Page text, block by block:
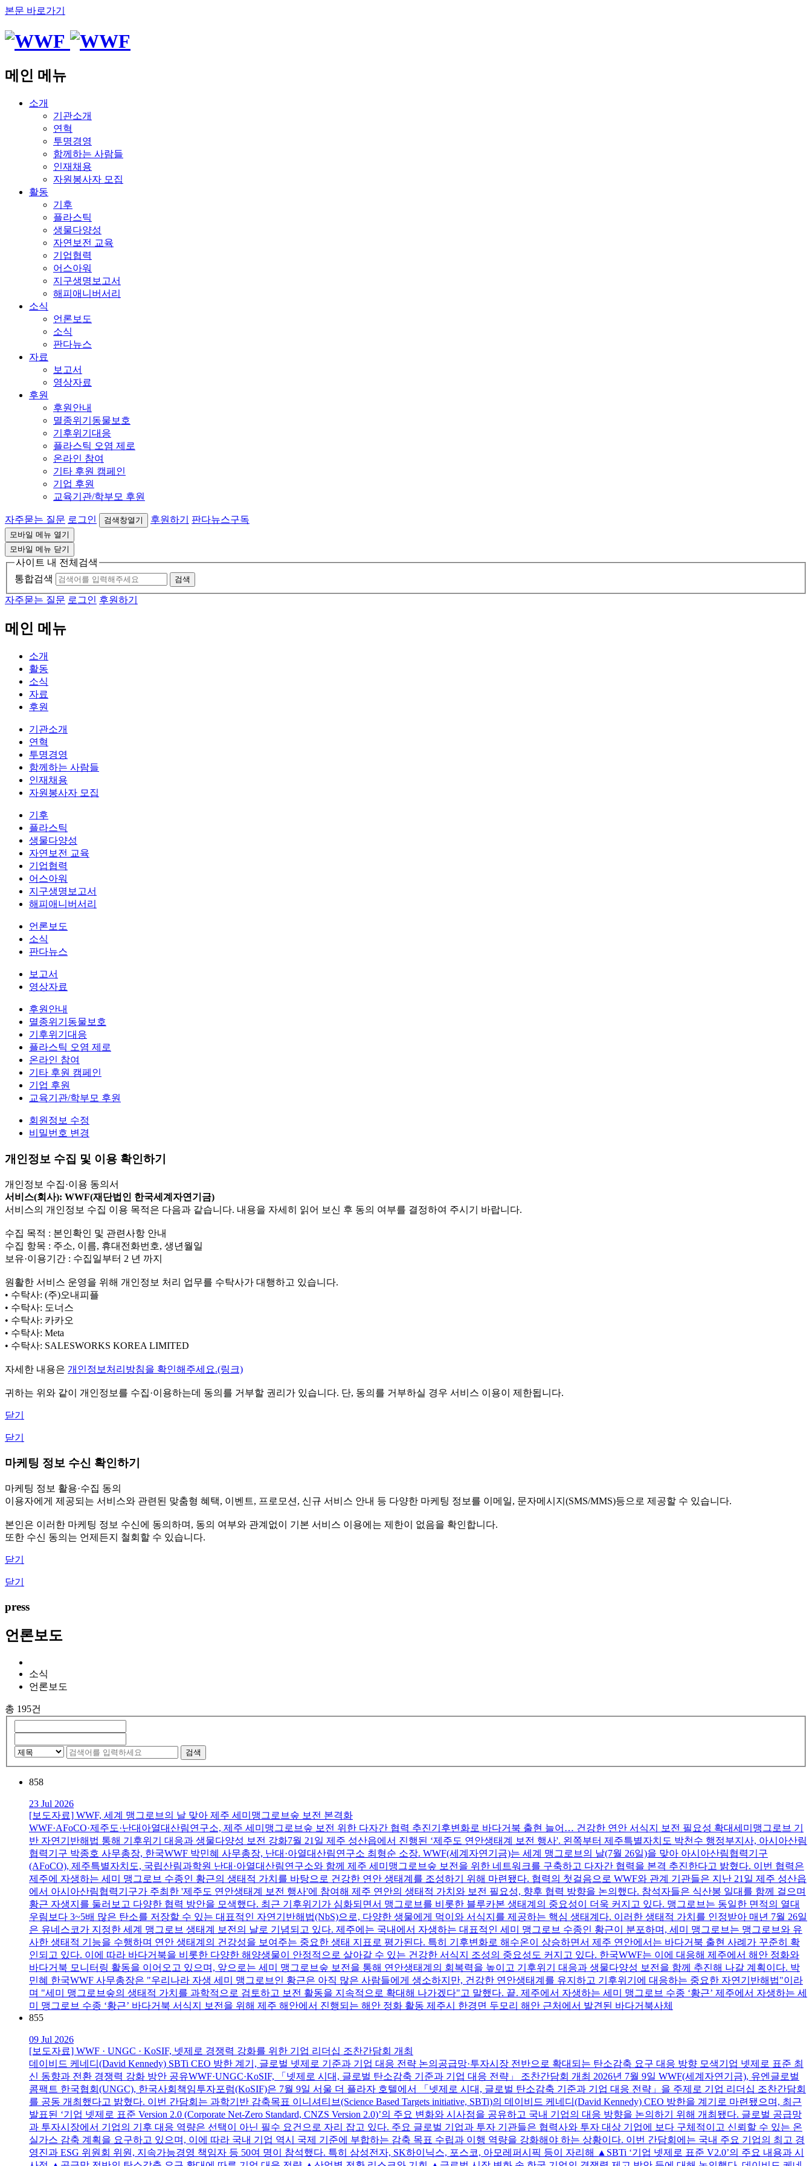
본문 바로가기
메인 메뉴
소개
기관소개
연혁
투명경영
함께하는 사람들
인재채용
자원봉사자 모집
활동
기후
플라스틱
생물다양성
자연보전 교육
기업협력
어스아워
지구생명보고서
해피애니버서리
소식
언론보도
소식
판다뉴스
자료
보고서
영상자료
후원
후원안내
멸종위기동물보호
기후위기대응
플라스틱 오염 제로
온라인 참여
기타 후원 캠페인
기업 후원
교육기관/학부모 후원
자주묻는 질문 로그인 검색창열기 후원하기 판다뉴스구독
모바일 메뉴 열기
모바일 메뉴 닫기
사이트 내 전체검색
통합검색
검색
자주묻는 질문 로그인 후원하기
메인 메뉴
소개
활동
소식
자료
후원
기관소개
연혁
투명경영
함께하는 사람들
인재채용
자원봉사자 모집
기후
플라스틱
생물다양성
자연보전 교육
기업협력
어스아워
지구생명보고서
해피애니버서리
언론보도
소식
판다뉴스
보고서
영상자료
후원안내
멸종위기동물보호
기후위기대응
플라스틱 오염 제로
온라인 참여
기타 후원 캠페인
기업 후원
교육기관/학부모 후원
회원정보 수정
비밀번호 변경
개인정보 수집 및 이용 확인하기
개인정보 수집·이용 동의서
서비스(회사): WWF(재단법인 한국세계자연기금)
서비스의 개인정보 수집 이용 목적은 다음과 같습니다. 내용을 자세히 읽어 보신 후 동의 여부를 결정하여 주시기 바랍니다.
수집 목적 : 본인확인 및 관련사항 안내
수집 항목 : 주소, 이름, 휴대전화번호, 생년월일
보유·이용기간 : 수집일부터 2 년 까지
원활한 서비스 운영을 위해 개인정보 처리 업무를 수탁사가 대행하고 있습니다.
• 수탁사: (주)오내피플
• 수탁사: 도너스
• 수탁사: 카카오
• 수탁사: Meta
• 수탁사: SALESWORKS KOREA LIMITED
자세한 내용은 개인정보처리방침을 확인해주세요.(링크)
귀하는 위와 같이 개인정보를 수집·이용하는데 동의를 거부할 권리가 있습니다. 단, 동의를 거부하실 경우 서비스 이용이 제한됩니다.
닫기
닫기
마케팅 정보 수신 확인하기
마케팅 정보 활용·수집 동의
이용자에게 제공되는 서비스와 관련된 맞춤형 혜택, 이벤트, 프로모션, 신규 서비스 안내 등 다양한 마케팅 정보를 이메일, 문자메시지(SMS/MMS)등으로 제공할 수 있습니다.
본인은 이러한 마케팅 정보 수신에 동의하며, 동의 여부와 관계없이 기본 서비스 이용에는 제한이 없음을 확인합니다.
또한 수신 동의는 언제든지 철회할 수 있습니다.
닫기
닫기
press
언론보도
소식
언론보도
총 195건
검색
858
23 Jul 2026
[보도자료] WWF, 세계 맹그로브의 날 맞아 제주 세미맹그로브숲 보전 본격화
WWF·AFoCO·제주도·난대아열대산림연구소, 제주 세미맹그로브숲 보전 위한 다자간 협력 추진기후변화로 바다거북 출현 늘어… 건강한 연안 서식지 보전 필요성 확대세미맹그로브 기
반 자연기반해법 통해 기후위기 대응과 생물다양성 보전 강화7월 21일 제주 성산읍에서 진행된 ‘제주도 연안생태계 보전 행사'. 왼쪽부터 제주특별자치도 박천수 행정부지사, 아시아산림
협력기구 박종호 사무총장, 한국WWF 박민혜 사무총장, 난대·아열대산림연구소 최형순 소장. WWF(세계자연기금)는 세계 맹그로브의 날(7월 26일)을 맞아 아시아산림협력기구
(AFoCO), 제주특별자치도, 국립산림과학원 난대·아열대산림연구소와 함께 제주 세미맹그로브숲 보전을 위한 네트워크를 구축하고 다자간 협력을 본격 추진한다고 밝혔다. 이번 협력은
제주에 자생하는 세미 맹그로브 수종인 황근의 생태적 가치를 바탕으로 건강한 연안 생태계를 조성하기 위해 마련됐다. 협력의 첫걸음으로 WWF와 관계 기관들은 지난 21일 제주 성산읍
에서 아시아산림협력기구가 주최한 '제주도 연안생태계 보전 행사'에 참여해 제주 연안의 생태적 가치와 보전 필요성, 향후 협력 방향을 논의했다. 참석자들은 식산봉 일대를 함께 걸으며
황근 자생지를 둘러보고 다양한 협력 방안을 모색했다. 최근 기후위기가 심화되면서 맹그로브를 비롯한 블루카본 생태계의 중요성이 더욱 커지고 있다. 맹그로브는 동일한 면적의 열대
우림보다 3~5배 많은 탄소를 저장할 수 있는 대표적인 자연기반해법(NbS)으로, 다양한 생물에게 먹이와 서식지를 제공하는 핵심 생태계다. 이러한 생태적 가치를 인정받아 매년 7월 26일
은 유네스코가 지정한 세계 맹그로브 생태계 보전의 날로 기념되고 있다. 제주에는 국내에서 자생하는 대표적인 세미 맹그로브 수종인 황근이 분포하며, 세미 맹그로브는 맹그로브와 유
사한 생태적 기능을 수행하며 연안 생태계의 건강성을 보여주는 중요한 생태 지표로 평가된다. 특히 기후변화로 해수온이 상승하면서 제주 연안에서는 바다거북 출현 사례가 꾸준히 확
인되고 있다. 이에 따라 바다거북을 비롯한 다양한 해양생물이 안정적으로 살아갈 수 있는 건강한 서식지 조성의 중요성도 커지고 있다. 한국WWF는 이에 대응해 제주에서 해안 정화와
바다거북 모니터링 활동을 이어오고 있으며, 앞으로는 세미 맹그로브숲 보전을 통해 연안생태계의 회복력을 높이고 기후위기 대응과 생물다양성 보전을 함께 추진해 나갈 계획이다. 박
민혜 한국WWF 사무총장은 "우리나라 자생 세미 맹그로브인 황근은 아직 많은 사람들에게 생소하지만, 건강한 연안생태계를 유지하고 기후위기에 대응하는 중요한 자연기반해법"이라
며 "세미 맹그로브숲의 생태적 가치를 과학적으로 검토하고 보전 활동을 지속적으로 확대해 나가겠다"고 말했다. 끝. 제주에서 자생하는 세미 맹그로브 수종 ‘황근’ 제주에서 자생하는 세
미 맹그로브 수종 ‘황근’ 바다거북 서식지 보전을 위해 제주 해안에서 진행되는 해안 정화 활동 제주시 한경면 두모리 해안 근처에서 발견된 바다거북사체
855
09 Jul 2026
[보도자료] WWF · UNGC · KoSIF, 넷제로 경쟁력 강화를 위한 기업 리더십 조찬간담회 개최
데이비드 케네디(David Kennedy) SBTi CEO 방한 계기, 글로벌 넷제로 기준과 기업 대응 전략 논의공급망·투자시장 전반으로 확대되는 탄소감축 요구 대응 방향 모색기업 넷제로 표준 최
신 동향과 전환 경쟁력 강화 방안 공유WWF·UNGC·KoSIF, 「넷제로 시대, 글로벌 탄소감축 기준과 기업 대응 전략」 조찬간담회 개최 2026년 7월 9일 WWF(세계자연기금), 유엔글로벌
콤팩트 한국협회(UNGC), 한국사회책임투자포럼(KoSIF)은 7월 9일 서울 더 플라자 호텔에서 「넷제로 시대, 글로벌 탄소감축 기준과 기업 대응 전략」을 주제로 기업 리더십 조찬간담회
를 공동 개최했다고 밝혔다. 이번 간담회는 과학기반 감축목표 이니셔티브(Science Based Targets initiative, SBTi)의 데이비드 케네디(David Kennedy) CEO 방한을 계기로 마련됐으며, 최근
발표된 ‘기업 넷제로 표준 Version 2.0 (Corporate Net-Zero Standard, CNZS Version 2.0)’의 주요 변화와 시사점을 공유하고 국내 기업의 대응 방향을 논의하기 위해 개최됐다. 글로벌 공급망
과 투자시장에서 기업의 기후 대응 역량은 선택이 아닌 필수 요건으로 자리 잡고 있다. 주요 글로벌 기업과 투자 기관들은 협력사와 투자 대상 기업에 보다 구체적이고 신뢰할 수 있는 온
실가스 감축 계획을 요구하고 있으며, 이에 따라 국내 기업 역시 국제 기준에 부합하는 감축 목표 수립과 이행 역량을 강화해야 하는 상황이다. 이번 간담회에는 국내 주요 기업의 최고 경
영진과 ESG 위원회 위원, 지속가능경영 책임자 등 50여 명이 참석했다. 특히 삼성전자, SK하이닉스, 포스코, 아모레퍼시픽 등이 자리해 ▲SBTi ‘기업 넷제로 표준 V2.0’의 주요 내용과 시